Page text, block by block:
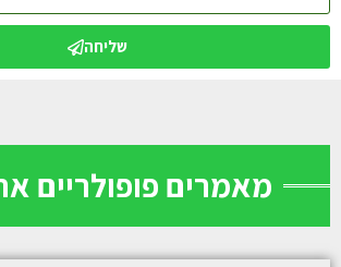
שליחה
מאמרים פופולריים